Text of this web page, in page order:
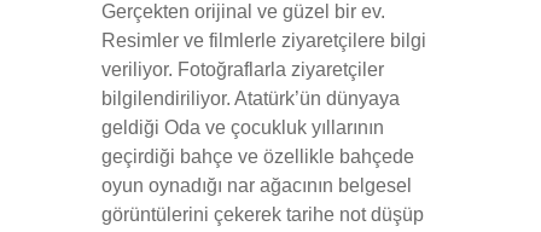
Gerçekten orijinal ve güzel bir ev.
Resimler ve filmlerle ziyaretçilere bilgi
veriliyor. Fotoğraflarla ziyaretçiler
bilgilendiriliyor. Atatürk’ün dünyaya
geldiği Oda ve çocukluk yıllarının
geçirdiği bahçe ve özellikle bahçede
oyun oynadığı nar ağacının belgesel
görüntülerini çekerek tarihe not düşüp